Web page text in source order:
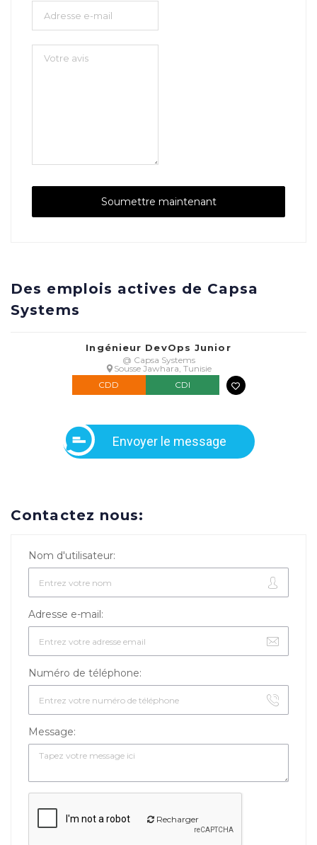
Des emplois actives de Capsa
Systems
Ingénieur DevOps Junior
@ Capsa Systems
Sousse Jawhara, Tunisie
CDD
CDI
Envoyer le message
Contactez nous:
Nom d'utilisateur:
Adresse e-mail:
Numéro de téléphone:
Message:
Recharger